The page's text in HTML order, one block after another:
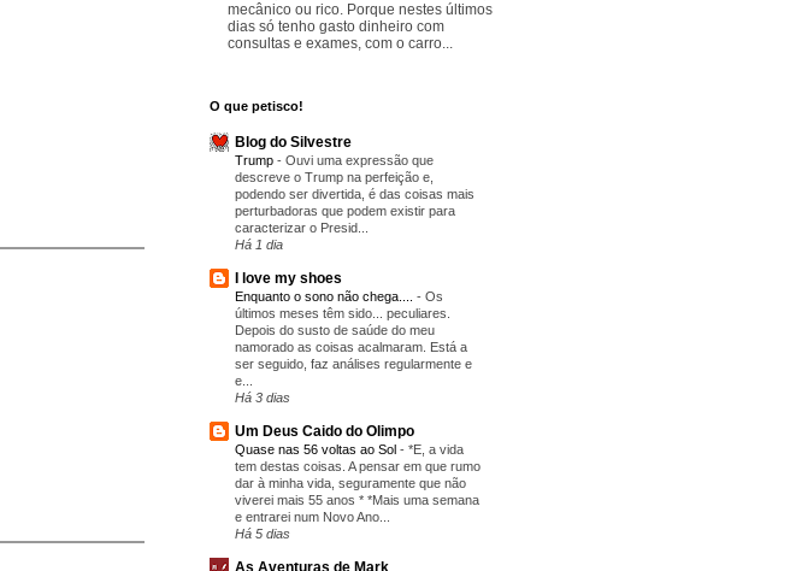
mecânico ou rico. Porque nestes últimos
dias só tenho gasto dinheiro com
consultas e exames, com o carro...
O que petisco!
Blog do Silvestre
Trump - Ouvi uma expressão que
descreve o Trump na perfeição e,
podendo ser divertida, é das coisas mais
perturbadoras que podem existir para
caracterizar o Presid...
Há 1 dia
I love my shoes
Enquanto o sono não chega.... - Os
últimos meses têm sido... peculiares.
Depois do susto de saúde do meu
namorado as coisas acalmaram. Está a
ser seguido, faz análises regularmente e
e...
Há 3 dias
Um Deus Caido do Olimpo
Quase nas 56 voltas ao Sol - *E, a vida
tem destas coisas. A pensar em que rumo
dar à minha vida, seguramente que não
viverei mais 55 anos * *Mais uma semana
e entrarei num Novo Ano...
Há 5 dias
As Aventuras de Mark